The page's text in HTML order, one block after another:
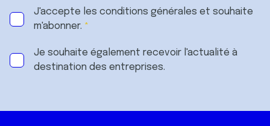
J'accepte les conditions générales et souhaite
m'abonner.
Je souhaite également recevoir l'actualité à
destination des entreprises.